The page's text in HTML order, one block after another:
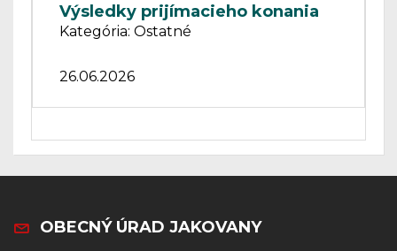
Výsledky prijímacieho konania
Kategória: Ostatné
26.06.2026
OBECNÝ ÚRAD JAKOVANY